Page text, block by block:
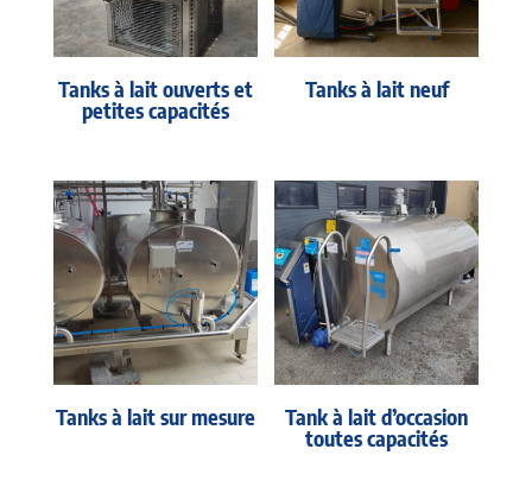
Tanks à lait ouverts et
petites capacités
Tanks à lait neuf
Tanks à lait sur mesure Tank à lait d’occasion
toutes capacités